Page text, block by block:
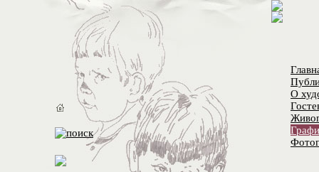
О